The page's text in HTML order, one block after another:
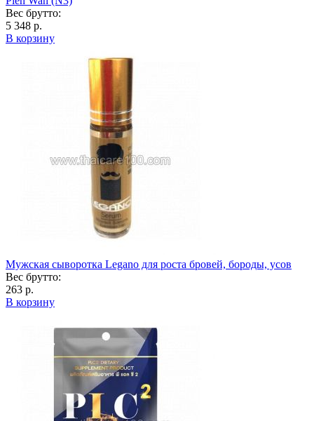
Вес брутто:
5 348 р.
В корзину
Мужская сыворотка Legano для роста бровей, бороды, усов
Вес брутто:
263 р.
В корзину